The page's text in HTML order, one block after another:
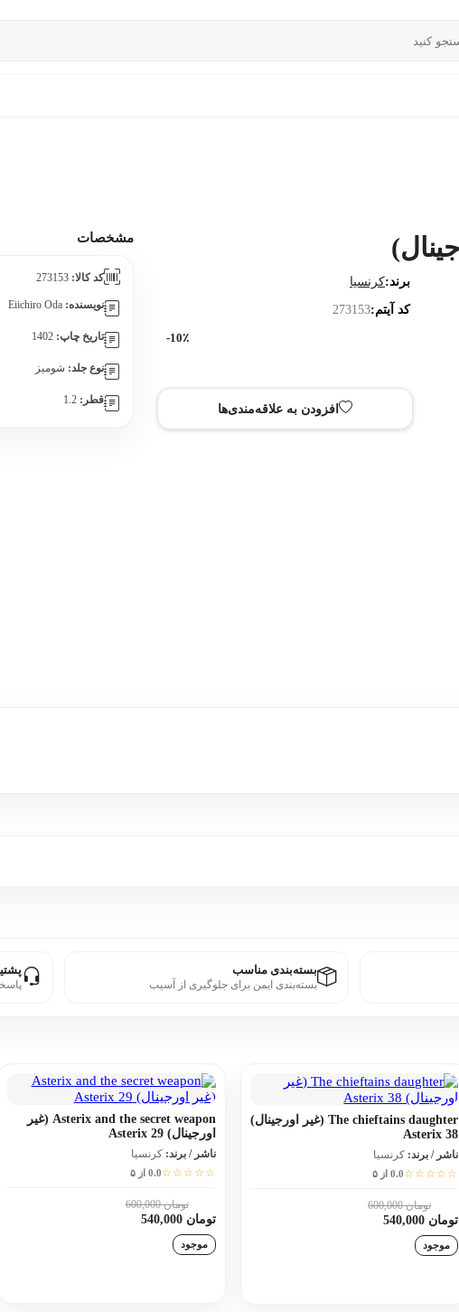
برند:کرنسیا
کد آیتم:273153
10٪-
افزودن به علاقه‌مندی‌ها
مشخصات
کد کالا:
نویسنده: Eiichiro Oda
تاریخ چاپ: 1402
نوع جلد: شومیز
قطر: 1.2
بسته‌بندی مناسب
بسته‌بندی ایمن برای جلوگیری از آسیب
The chieftains daughter (غیر اورجینال)
Asterix 38
ناشر / برند: کرنسیا
☆☆☆☆☆0.0 از ۵
تومان 600,000
تومان 540,000
موجود
Asterix and the secret weapon (غیر
اورجینال) Asterix 29
ناشر / برند: کرنسیا
☆☆☆☆☆0.0 از ۵
تومان 600,000
تومان 540,000
موجود